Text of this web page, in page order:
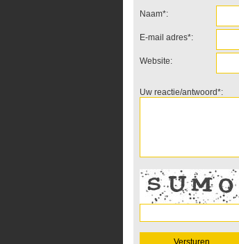
Naam*:
E-mail adres*:
Website:
Uw reactie/antwoord*: